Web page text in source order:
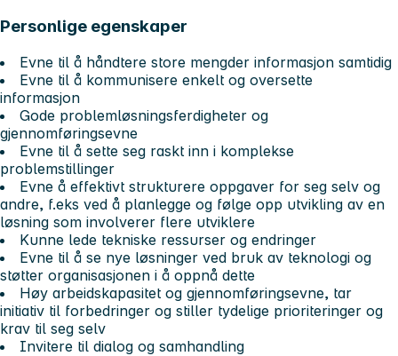
Personlige egenskaper
Evne til å håndtere store mengder informasjon samtidig
Evne til å kommunisere enkelt og oversette
informasjon
Gode problemløsningsferdigheter og
gjennomføringsevne
Evne til å sette seg raskt inn i komplekse
problemstillinger
Evne å effektivt strukturere oppgaver for seg selv og
andre, f.eks ved å planlegge og følge opp utvikling av en
løsning som involverer flere utviklere
Kunne lede tekniske ressurser og endringer
Evne til å se nye løsninger ved bruk av teknologi og
støtter organisasjonen i å oppnå dette
Høy arbeidskapasitet og gjennomføringsevne, tar
initiativ til forbedringer og stiller tydelige prioriteringer og
krav til seg selv
Invitere til dialog og samhandling